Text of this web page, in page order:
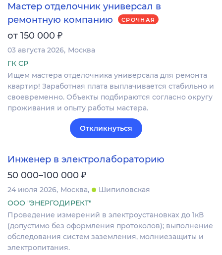
Мастер отделочник универсал в
ремонтную компанию
СРОЧНАЯ
от 150 000 ₽
03 августа 2026 Москва
ГК СР
Ищем мастера отделочника универсала для ремонта
квартир! Заработная плата выплачивается стабильно и
своевременно. Объекты подбираются согласно округу
проживания и опыту работы мастера.
Откликнуться
Инженер в электролабораторию
50 000–100 000 ₽
24 июля 2026 Москва
Шипиловская
ООО "ЭНЕРГОДИРЕКТ"
Проведение измерений в электроустановках до 1кВ
(допустимо без оформления протоколов); выполнение
обследования систем заземления, молниезащиты и
электропитания.